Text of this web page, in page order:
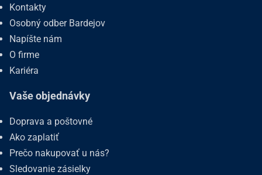
Kontakty
Osobný odber Bardejov
Napíšte nám
O firme
Kariéra
Vaše objednávky
Doprava a poštovné
Ako zaplatiť
Prečo nakupovať u nás?
Sledovanie zásielky